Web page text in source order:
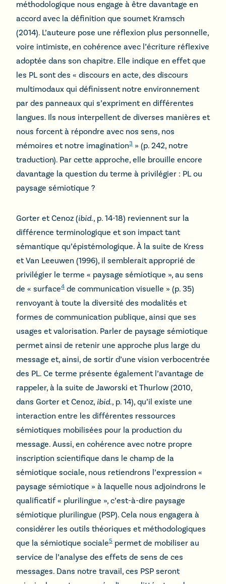
méthodologique nous engage à être davantage en
accord avec la définition que soumet Kramsch
(2014). L’auteure pose une réflexion plus personnelle,
voire intimiste, en cohérence avec l’écriture réflexive
adoptée dans son chapitre. Elle indique en effet que
les PL sont des « discours en acte, des discours
multimodaux qui définissent notre environnement
par des panneaux qui s’expriment en différentes
langues. Ils nous interpellent de diverses manières et
nous forcent à répondre avec nos sens, nos
mémoires et notre imagination3 » (p. 242, notre
traduction). Par cette approche, elle brouille encore
davantage la question du terme à privilégier : PL ou
paysage sémiotique ?
Gorter et Cenoz (ibid., p. 14-18) reviennent sur la
différence terminologique et son impact tant
sémantique qu’épistémologique. À la suite de Kress
et Van Leeuwen (1996), il semblerait approprié de
privilégier le terme « paysage sémiotique », au sens
de « surface4 de communication visuelle » (p. 35)
renvoyant à toute la diversité des modalités et
formes de communication publique, ainsi que ses
usages et valorisation. Parler de paysage sémiotique
permet ainsi de retenir une approche plus large du
message et, ainsi, de sortir d’une vision verbocentrée
des PL. Ce terme présente également l’avantage de
rappeler, à la suite de Jaworski et Thurlow (2010,
dans Gorter et Cenoz, ibid., p. 14), qu’il existe une
interaction entre les différentes ressources
sémiotiques mobilisées pour la production du
message. Aussi, en cohérence avec notre propre
inscription scientifique dans le champ de la
sémiotique sociale, nous retiendrons l’expression «
paysage sémiotique » à laquelle nous adjoindrons le
qualificatif « plurilingue », c’est-à-dire paysage
sémiotique plurilingue (PSP). Cela nous engagera à
considérer les outils théoriques et méthodologiques
que la sémiotique sociale5 permet de mobiliser au
service de l’analyse des effets de sens de ces
messages. Dans notre travail, ces PSP seront